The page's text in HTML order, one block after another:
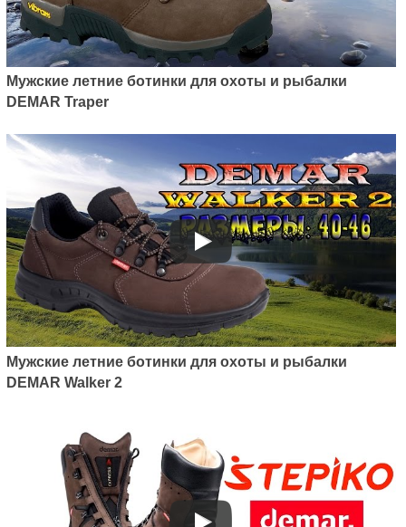
Мужские летние ботинки для охоты и рыбалки
DEMAR Traper
Мужские летние ботинки для охоты и рыбалки
DEMAR Walker 2